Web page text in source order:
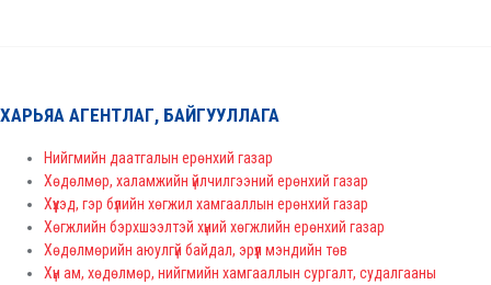
ХАРЬЯА АГЕНТЛАГ, БАЙГУУЛЛАГА
Нийгмийн даатгалын ерөнхий газар
Хөдөлмөр, халамжийн үйлчилгээний ерөнхий газар
Хүүхэд, гэр бүлийн хөгжил хамгааллын ерөнхий газар
Хөгжлийн бэрхшээлтэй хүний хөгжлийн ерөнхий газар
Хөдөлмөрийн аюулгүй байдал, эрүүл мэндийн төв
Хүн ам, хөдөлмөр, нийгмийн хамгааллын сургалт, судалгааны